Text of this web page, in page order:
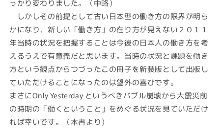
っかり変わりました。（中略）
しかしその前提として古い日本型の働き方の限界が明ら
かになり、新しい「働き方」の在り方が見えない２０１１
年当時の状況を把握することは今後の日本人の働き方を考
えるうえで有意義だと思います。当時の状況と課題を働き
方という観点からつづったこの冊子を新装版として出版し
ていただけることになったのは望外の喜びです。
まさにOnly Yesterday というべきバブル崩壊から大震災前
の時期の「働くということ」をめぐる状況を見ていただけ
れば幸いです。（本書より）